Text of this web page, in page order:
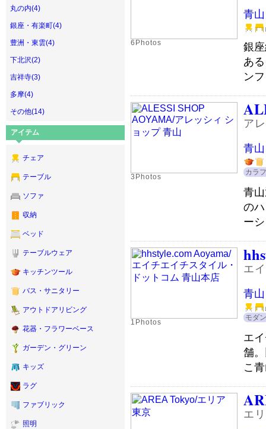
丸の内(4)
銀座・有楽町(4)
豊洲・東雲(4)
下北沢(2)
吉祥寺(3)
多摩(4)
その他(14)
アイテム
チェア
テーブル
ソファ
収納
ベッド
テーブルウェア
キッチンツール
バス・サニタリー
アウトドアリビング
花器・フラワーベース
ガーデン・グリーン
キッズ
ラグ
ファブリック
照明
6Photos
青
銀
あ
ン
3Photos
ア
青
カラ
青
の
ー
1Photos
エ
青
モダン
エ
舗
こ
エ